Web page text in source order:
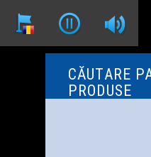
CĂUTARE
PRODUSE